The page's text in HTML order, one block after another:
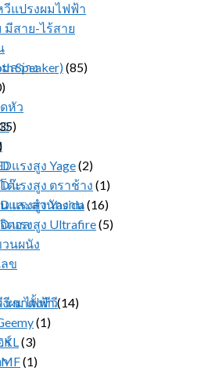
แปรงผมไฟฟ้า
มีสาย-ไร้สาย
สว่าง
หัว
ต๊ะ
และสำนักงาน
ตอล
นผนัง
ข
ขาตั้งทีวี
ร์
Speaker)(85)
แรงสูง Yage(2)
แรงสูง ตราช้าง (1)
แรงสูง Yasida(16)
แรงสูง Ultrafire(5)
ผมไฟฟ้า(14)
(1)
(3)
(1)